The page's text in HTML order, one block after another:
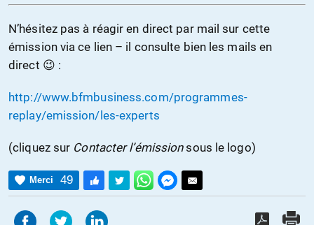
N’hésitez pas à réagir en direct par mail sur cette
émission via ce lien – il consulte bien les mails en
direct 😉 :
http://www.bfmbusiness.com/programmes-
replay/emission/les-experts
(cliquez sur Contacter l’émissionsous le logo)
Merci 49